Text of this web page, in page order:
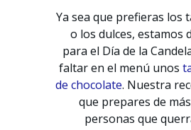
Ya sea que prefieras los
o los dulces, estamos
para el Día de la
faltar en el menú unos
de chocolate. Nuestra
que prepares de
personas que